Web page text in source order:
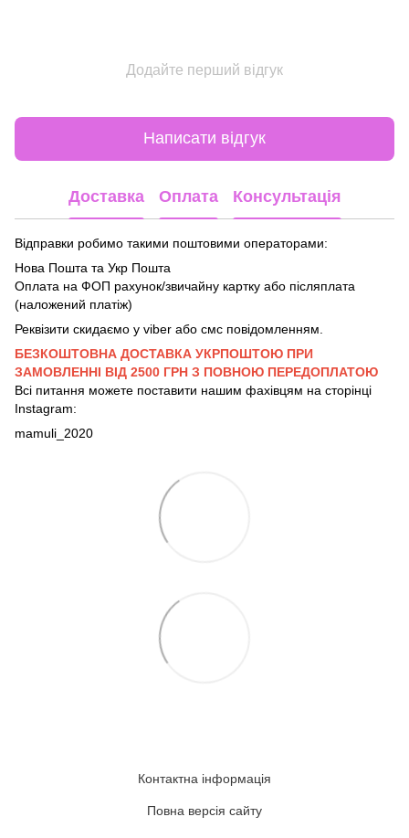
Додайте перший відгук
Написати відгук
Доставка Оплата Консультація
Відправки робимо такими поштовими операторами:
Нова Пошта та Укр Пошта
Оплата на ФОП рахунок/звичайну картку або післяплата
(наложений платіж)
Реквізити скидаємо у viber або смс повідомленням.
БЕЗКОШТОВНА ДОСТАВКА УКРПОШТОЮ ПРИ
ЗАМОВЛЕННІ ВІД 2500 ГРН З ПОВНОЮ ПЕРЕДОПЛАТОЮ
Всі питання можете поставити нашим фахівцям на сторінці
Instagram:
mamuli_2020
Контактна інформація
Повна версія сайту